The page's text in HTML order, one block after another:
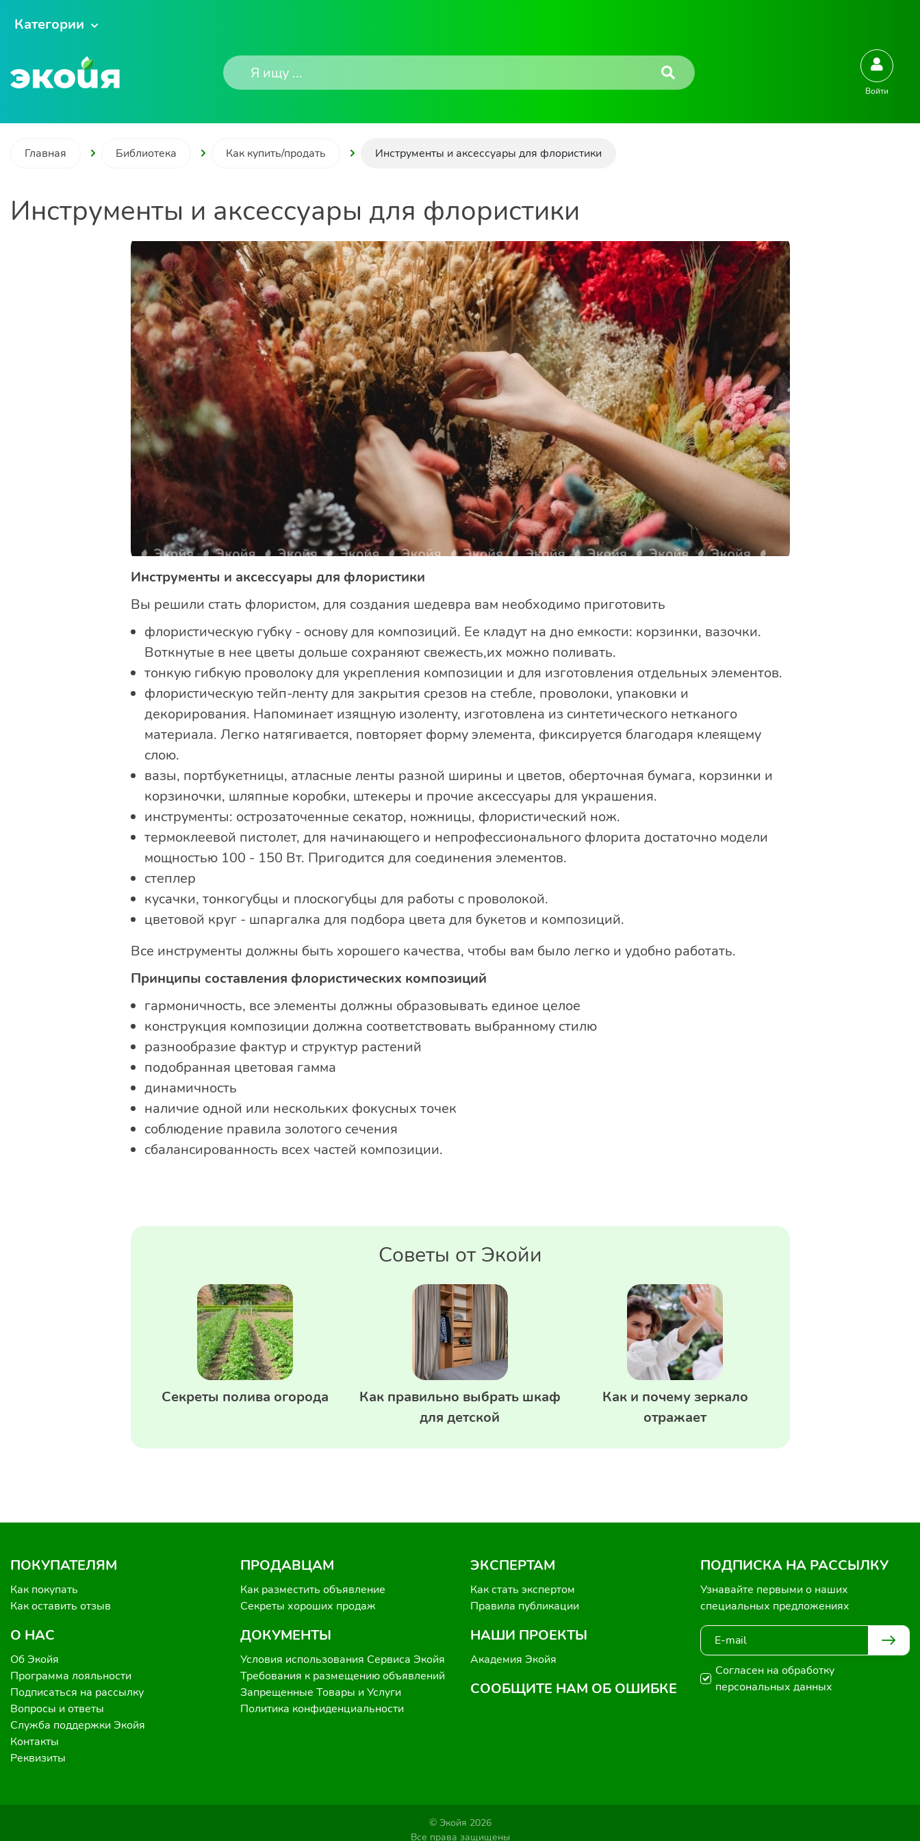
Категории
Войти
Главная Библиотека Как купить/продать Инструменты и аксессуары для флористики
Инструменты и аксессуары для флористики
Инструменты и аксессуары для флористики
Вы решили стать флористом, для создания шедевра вам необходимо приготовить
флористическую губку - основу для композиций. Ее кладут на дно емкости: корзинки, вазочки.
Воткнутые в нее цветы дольше сохраняют свежесть,их можно поливать.
тонкую гибкую проволоку для укрепления композиции и для изготовления отдельных элементов.
флористическую тейп-ленту для закрытия срезов на стебле, проволоки, упаковки и
декорирования. Напоминает изящную изоленту, изготовлена из синтетического нетканого
материала. Легко натягивается, повторяет форму элемента, фиксируется благодаря клеящему
слою.
вазы, портбукетницы, атласные ленты разной ширины и цветов, оберточная бумага, корзинки и
корзиночки, шляпные коробки, штекеры и прочие аксессуары для украшения.
инструменты: острозаточенные секатор, ножницы, флористический нож.
термоклеевой пистолет, для начинающего и непрофессионального флорита достаточно модели
мощностью 100 - 150 Вт. Пригодится для соединения элементов.
степлер
кусачки, тонкогубцы и плоскогубцы для работы с проволокой.
цветовой круг - шпаргалка для подбора цвета для букетов и композиций.
Все инструменты должны быть хорошего качества, чтобы вам было легко и удобно работать.
Принципы составления флористических композиций
гармоничность, все элементы должны образовывать единое целое
конструкция композиции должна соответствовать выбранному стилю
разнообразие фактур и структур растений
подобранная цветовая гамма
динамичность
наличие одной или нескольких фокусных точек
соблюдение правила золотого сечения
сбалансированность всех частей композиции.
Советы от Экойи
Секреты полива огорода
Как правильно выбрать шкаф
для детской
Как и почему зеркало
отражает
ПОКУПАТЕЛЯМ
Как покупать
Как оставить отзыв
О НАС
Об Экойя
Программа лояльности
Подписаться на рассылку
Вопросы и ответы
Служба поддержки Экойя
Контакты
Реквизиты
ПРОДАВЦАМ
Как разместить объявление
Секреты хороших продаж
ДОКУМЕНТЫ
Условия использования Сервиса Экойя
Требования к размещению объявлений
Запрещенные Товары и Услуги
Политика конфиденциальности
ЭКСПЕРТАМ
Как стать экспертом
Правила публикации
НАШИ ПРОЕКТЫ
Академия Экойя
СООБЩИТЕ НАМ ОБ ОШИБКЕ
ПОДПИСКА НА РАССЫЛКУ
Узнавайте первыми о наших
специальных предложениях
Согласен на обработку
персональных данных
© Экойя 2026
Все права защищены